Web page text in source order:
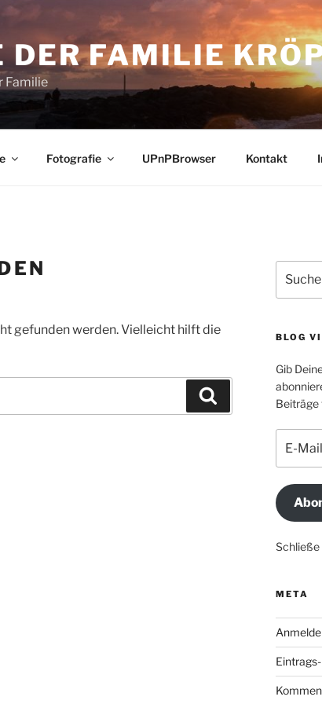
DER FAMILIE
Familie
Fotografie UPnPBrowser Kontakt
gefunden werden. Vielleicht hilft die
nach:
BLOG
Gib
Beiträge
Mail-
Adresse
Schließe
META